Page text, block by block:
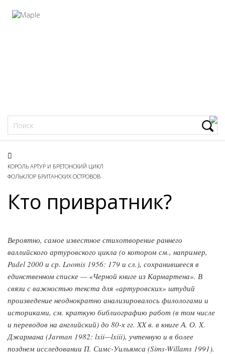
КОРОЛЬ АРТУР И БРЕТОНСКИЙ ЦИКЛ
ФОЛЬКЛОР БРИТАНСКИХ ОСТРОВОВ
Кто привратник?
Вероятно, самое известное стихотворение раннего
валлийского артуровского цикла (о котором см., например,
Padel 2000 и ср. Loomis 1956: 179 и сл.), сохранившееся в
единственном списке — «Черной книге из Кармартена». В
связи с важностью текста для «артуровских» штудий
произведение неоднократно анализировалось филологами и
историками, см. краткую библиографию работ (в том числе
и переводов на английский) до 80-х гг. XX в. в книге А. О. X.
Джармана (Jarman 1982: lxii—lxiii), учтенную и в более
позднем исследовании П. Симс-Уильямса (Sims-Willams 1991).